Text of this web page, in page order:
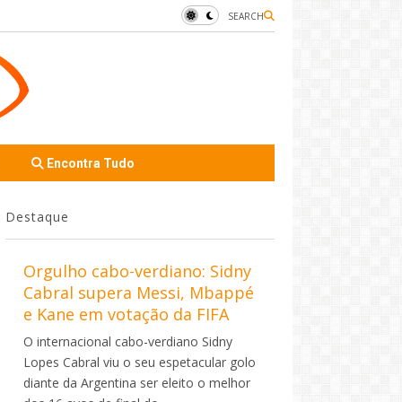
SEARCH
Encontra Tudo
Destaque
Orgulho cabo-verdiano: Sidny
Cabral supera Messi, Mbappé
e Kane em votação da FIFA
O internacional cabo-verdiano Sidny
Lopes Cabral viu o seu espetacular golo
diante da Argentina ser eleito o melhor